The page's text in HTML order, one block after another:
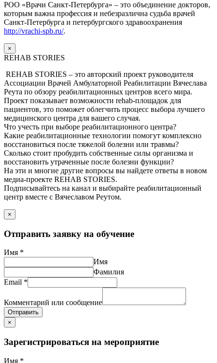
РОО «Врачи Санкт-Петербурга» – это объединение докторов,
которым важна профессия и небезразлична судьба врачей
Санкт-Петербурга и петербургского здравоохранения
http://vrachi-spb.ru/.
×
REHAB STORIES
REHAB STORIES – это авторский проект руководителя
Ассоциации Врачей Амбулаторной Реабилитации Вячеслава
Реута по обзору реабилитационных центров всего мира.
Проект показывает возможности rehab-площадок для
пациентов, это поможет облегчить процесс выбора лучшего
медицинского центра для вашего случая.
Что учесть при выборе реабилитационного центра?
Какие реабилитационные технологии помогут комплексно
восстановиться после тяжелой болезни или травмы?
Сколько стоит пробудить собственные силы организма и
восстановить утраченные после болезни функции?
На эти и многие другие вопросы вы найдете ответы в новом
медиа-проекте REHAB STORIES.
Подписывайтесь на канал и выбирайте реабилитационный
центр вместе с Вячеславом Реутом.
×
Отправить заявку на обучение
Имя *
Имя
Фамилия
Email *
Комментарий или сообщение
Отправить
×
Зарегистрироваться на мероприятие
Имя *